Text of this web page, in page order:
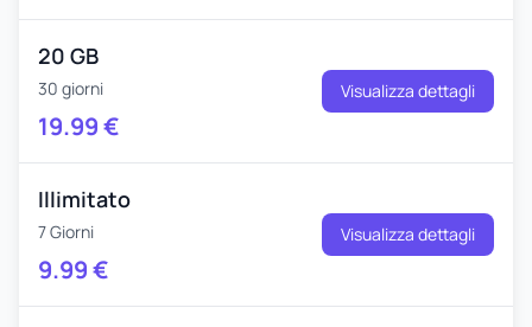
20 GB
30 giorni
19.99€
Visualizza dettagli
Illimitato
7 Giorni
9.99€
Visualizza dettagli